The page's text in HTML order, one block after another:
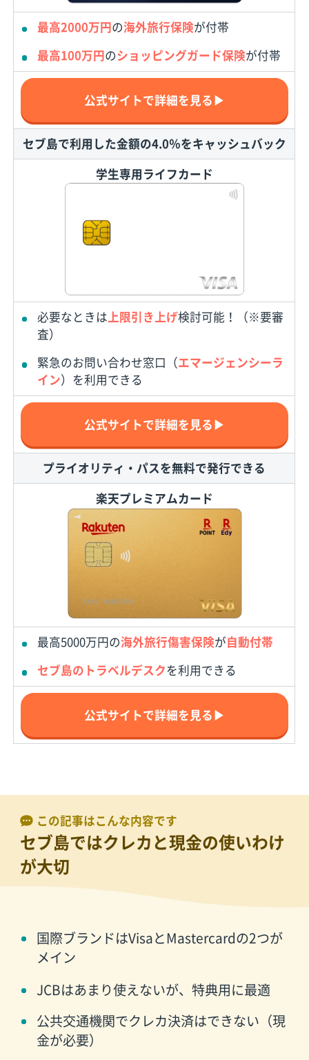
最高2000万円の海外旅行保険が付帯
最高100万円のショッピングガード保険が付帯
公式サイトで詳細を見る▶
セブ島で利用した金額の4.0％をキャッシュバック
学生専用ライフカード
必要なときは 上限引き上げ検討可能！（※要審
査）
緊急のお問い合わせ窓口（エマージェンシーラ
イン）を利用できる
公式サイトで詳細を見る▶
プライオリティ・パスを無料で発行できる
楽天プレミアムカード
最高5000万円の海外旅行傷害保険が自動付帯
セブ島のトラベルデスクを利用できる
公式サイトで詳細を見る▶
この記事はこんな内容です
セブ島ではクレカと現金の使いわけ
が大切
国際ブランドはVisaとMastercardの2つが
メイン
JCBはあまり使えないが、特典用に最適
公共交通機関でクレカ決済はできない（現
金が必要）